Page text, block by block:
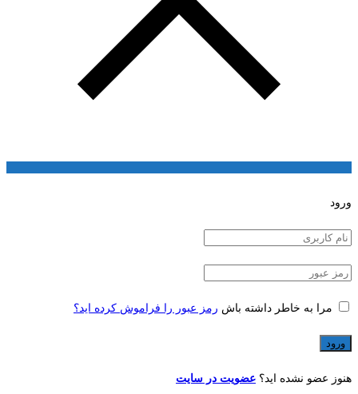
ورود
مرا به خاطر داشته باش رمز عبور را فراموش کرده اید؟
هنوز عضو نشده اید؟ عضویت در سایت